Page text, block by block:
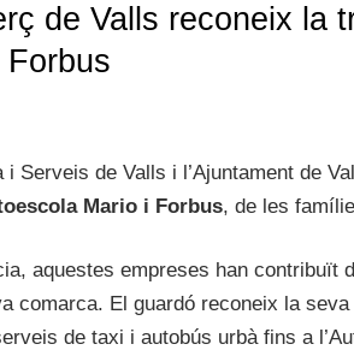
de Valls reconeix la
Forbus
Serveis de Valls i l’Ajuntament de
Mario i Forbus, de les
aquestes empreses han
comarca. El guardó reconeix la
de taxi i autobús urbà fins a